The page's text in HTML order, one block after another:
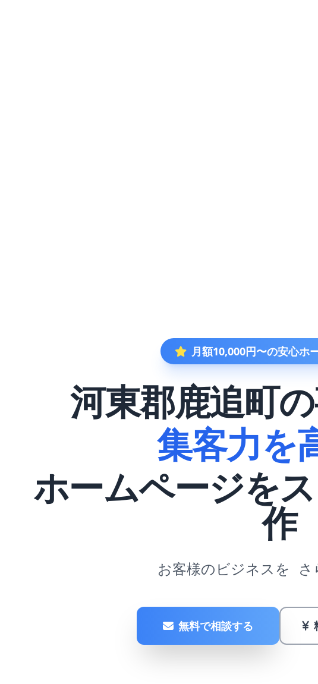
月額10,000円〜の安心ホ
河東郡鹿追町
集客力を
ホームページを
作
お客様のビジネスを
無料で相談する